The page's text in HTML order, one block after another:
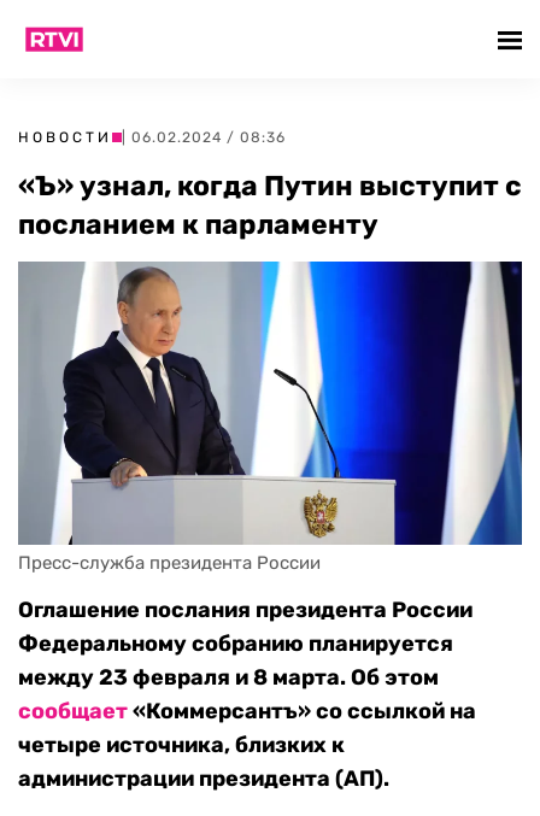
НОВОСТИ | 06.02.2024 / 08:36
«Ъ» узнал, когда Путин выступит с
посланием к парламенту
Пресс-служба президента России
Оглашение послания президента России
Федеральному собранию планируется
между 23 февраля и 8 марта. Об этом
сообщает«Коммерсантъ» со ссылкой на
четыре источника, близких к
администрации президента (АП).